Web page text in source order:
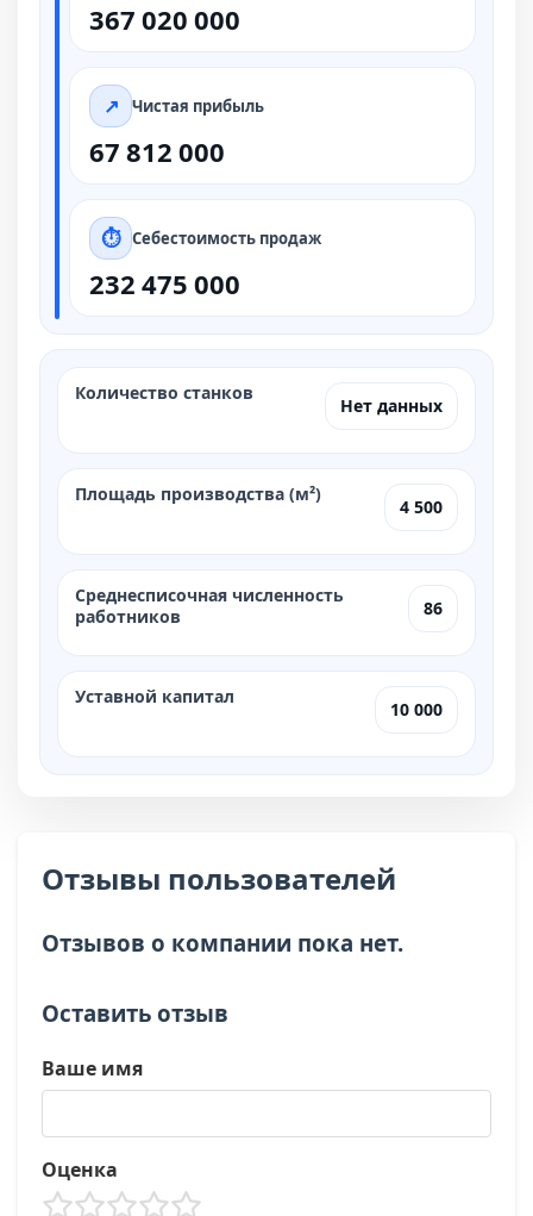
367 020 000
Чистая прибыль
67 812 000
Себестоимость продаж
232 475 000
Количество станков
Нет данных
Площадь производства (м²)
4 500
Среднесписочная численность
работников
86
Уставной капитал
10 000
Отзывы пользователей
Отзывов о компании пока нет.
Оставить отзыв
Ваше имя
Оценка